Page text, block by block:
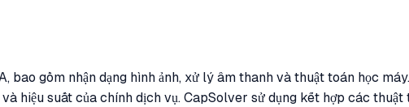
bao gồm nhận dạng hình ảnh, xử lý âm thanh và thuật toán học
hiệu suất của chính dịch vụ. CapSolver sử dụng kết hợp các